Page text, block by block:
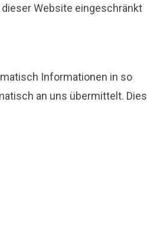
Website eingeschränkt
Informationen in so
an uns übermittelt. Dies